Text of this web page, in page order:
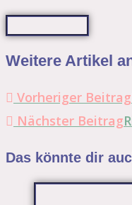
Weitere Artikel
Vorheriger Beitrag
Nächster Beitrag
Das könnte dir